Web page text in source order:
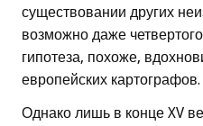
существовании других
возможно даже
гипотеза, похоже,
европейских картографов.
Однако лишь в конце XV